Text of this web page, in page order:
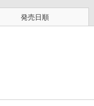
発売日順